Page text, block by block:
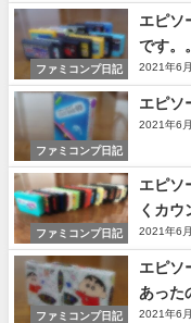
ファミコンプ日記
エピ
です。
2021年6
ファミコンプ日記
エピソ
2021年6
ファミコンプ日記
エピソ
くカウ
2021年6
ファミコンプ日記
エピソ
あった
2021年6